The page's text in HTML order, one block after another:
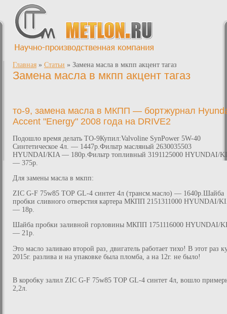
Главная » Статьи » Замена масла в мкпп акцент тагаз
Замена масла в мкпп акцент тагаз
то-9, замена масла в МКПП — бортжурнал
Accent "Energy" 2008 года на DRIVE2
Подошло время делать ТО-9Купил:Valvoline SynPower 5W-40
Синтетическое 4л. — 1447р.Фильтр масляный 2630035503
HYUNDAI/KIA — 180р.Фильтр топливный 3191125000 HYUNDAI/
— 375р.
Для замены масла в мкпп:
ZIC G-F 75w85 ТОР GL-4 синтет 4л (трансм.масло) — 1640р.Шайба
пробки сливного отверстия картера МКПП 2151311000 HYUNDAI/
— 18р.
Шайба пробки заливной горловины МКПП 1751116000 HYUNDAI/
— 21р.
Это масло заливаю второй раз, двигатель работает тихо! В этот раз
2015г. разлива и на упаковке была пломба, а на 12г. не было!
В коробку залил ZIC G-F 75w85 ТОР GL-4 синтет 4л, вошло
2,2л.